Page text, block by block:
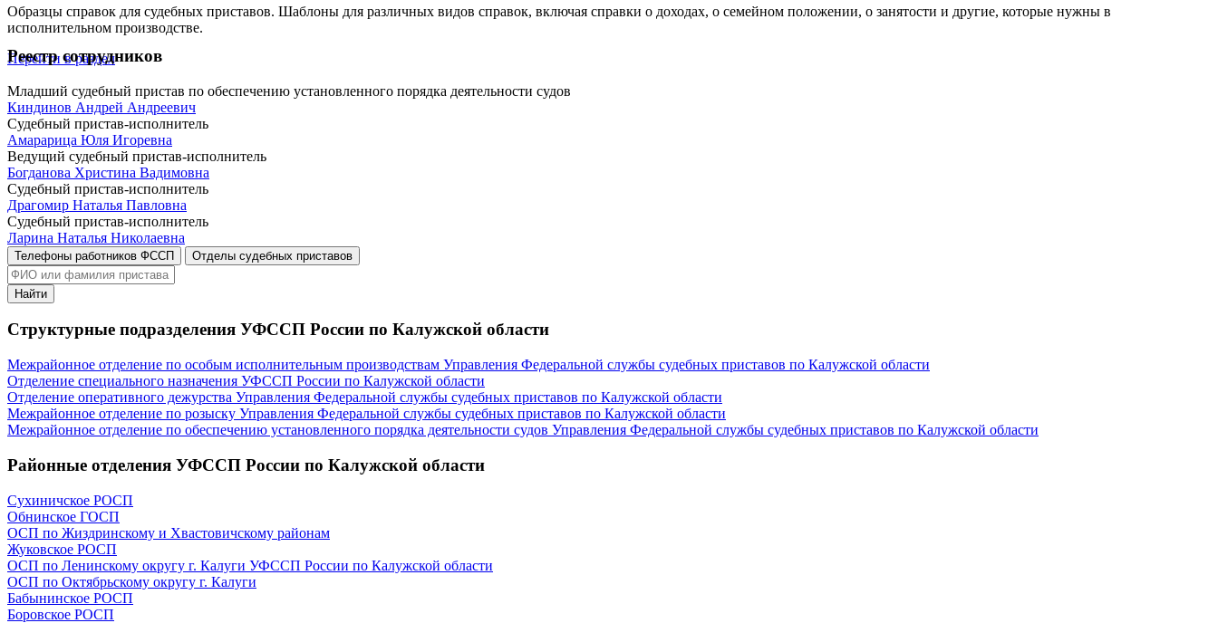
Образцы справок для судебных приставов. Шаблоны для различных видов справок, включая справки о доходах, о семейном положении, о занятости и другие, которые нужны в
исполнительном производстве.
Перейти в раздел
Реестр сотрудников
Младший судебный пристав по обеспечению установленного порядка деятельности судов
Киндинов Андрей Андреевич
Судебный пристав-исполнитель
Амарарица Юля Игоревна
Ведущий судебный пристав-исполнитель
Богданова Христина Вадимовна
Судебный пристав-исполнитель
Драгомир Наталья Павловна
Судебный пристав-исполнитель
Ларина Наталья Николаевна
Телефоны работников ФССП Отделы судебных приставов
Найти
Структурные подразделения УФССП России по Калужской области
Межрайонное отделение по особым исполнительным производствам Управления Федеральной службы судебных приставов по Калужской области
Отделение специального назначения УФССП России по Калужской области
Отделение оперативного дежурства Управления Федеральной службы судебных приставов по Калужской области
Межрайонное отделение по розыску Управления Федеральной службы судебных приставов по Калужской области
Межрайонное отделение по обеспечению установленного порядка деятельности судов Управления Федеральной службы судебных приставов по Калужской области
Районные отделения УФССП России по Калужской области
Сухиничское РОСП
Обнинское ГОСП
ОСП по Жиздринскому и Хвастовичскому районам
Жуковское РОСП
ОСП по Ленинскому округу г. Калуги УФССП России по Калужской области
ОСП по Октябрьскому округу г. Калуги
Бабынинское РОСП
Боровское РОСП